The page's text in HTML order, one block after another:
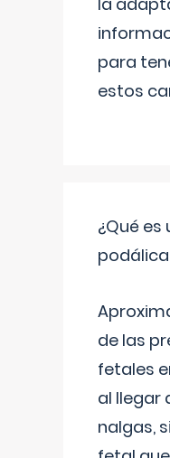
para
estos
¿Qué
de las
fetales
al llegar
nalgas,